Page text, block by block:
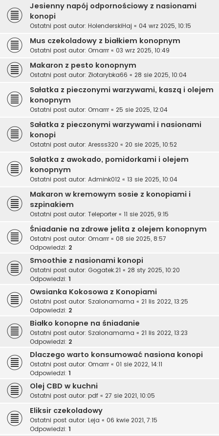
Jesienny napój odpornościowy z nasionami
konopi
Ostatni post autor: HolenderskiHaj « 04 wrz 2025, 10:15
Mus czekoladowy z białkiem konopnym
Ostatni post autor: Omarrr « 03 wrz 2025, 10:49
Makaron z pesto konopnym
Ostatni post autor: Złotarybka66 « 28 sie 2025, 10:04
Sałatka z pieczonymi warzywami, kaszą i olejem
konopnym
Ostatni post autor: Omarrr « 25 sie 2025, 12:04
Sałatka z pieczonymi warzywami i nasionami
konopi
Ostatni post autor: Aresss320 « 20 sie 2025, 10:52
Sałatka z awokado, pomidorkami i olejem
konopnym
Ostatni post autor: Admink012 « 13 sie 2025, 10:04
Makaron w kremowym sosie z konopiami i
szpinakiem
Ostatni post autor: Teleporter « 11 sie 2025, 9:15
Śniadanie na zdrowe jelita z olejem konopnym
Ostatni post autor: Omarrr « 08 sie 2025, 8:57
Odpowiedzi: 2
Smoothie z nasionami konopi
Ostatni post autor: Gogatek.21 « 28 sty 2025, 10:20
Odpowiedzi: 1
Owsianka Kokosowa z Konopiami
Ostatni post autor: Szalonamama « 21 lis 2022, 13:25
Odpowiedzi: 2
Białko konopne na śniadanie
Ostatni post autor: Szalonamama « 21 lis 2022, 13:23
Odpowiedzi: 2
Dlaczego warto konsumować nasiona konopi
Ostatni post autor: Omarrr « 01 sie 2022, 14:11
Odpowiedzi: 1
Olej CBD w kuchni
Ostatni post autor: pdf « 27 sie 2021, 10:05
Eliksir czekoladowy
Ostatni post autor: Leja « 06 kwie 2021, 7:15
Odpowiedzi: 1